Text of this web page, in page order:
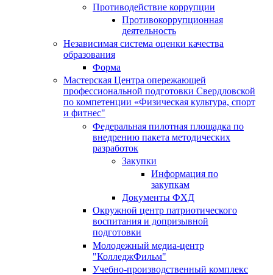
Противодействие коррупции
Противокоррупционная
деятельность
Независимая система оценки качества
образования
Форма
Мастерская Центра опережающей
профессиональной подготовки Свердловской
по компетенции «Физическая культура, спорт
и фитнес"
Федеральная пилотная площадка по
внедрению пакета методических
разработок
Закупки
Информация по
закупкам
Документы ФХД
Окружной центр патриотического
воспитания и допризывной
подготовки
Молодежный медиа-центр
"КолледжФильм"
Учебно-производственный комплекс